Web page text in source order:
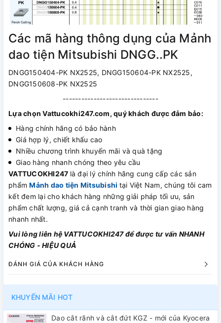
Các mã hàng thông dụng của Mảnh
dao tiện Mitsubishi DNGG..PK
DNGG150404-PK NX2525, DNGG150604-PK NX2525,
DNGG150608-PK NX2525
-------------------------------
Lựa chọn Vattucokhi247.com, quý khách được đảm bảo:
Hàng chính hãng có bảo hành
Giá hợp lý, chiết khấu cao
Nhiều chương trình khuyến mãi và quà tặng
Giao hàng nhanh chóng theo yêu cầu
VATTUCOKHI247 là đại lý chính hãng cung cấp các sản
phẩmMảnh dao tiện Mitsubishi tại Việt Nam, chúng tôi cam
kết đem lại cho khách hàng những giải pháp tối ưu, sản
phẩm chất lượng, giá cả cạnh tranh và thời gian giao hàng
nhanh nhất.
Vui lòng liên hệ VATTUCOKHI247 để được tư vấn NHANH
CHÓNG - HIỆU QUẢ
ĐÁNH GIÁ CỦA KHÁCH HÀNG
KHUYẾN MÃI HOT
Dao cắt rãnh và cắt đứt KGZ - mới của Kyocera